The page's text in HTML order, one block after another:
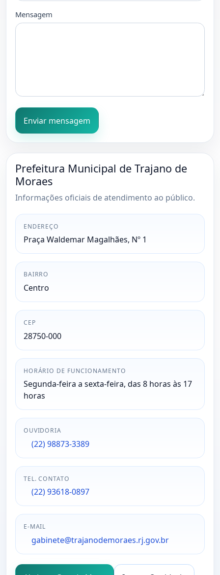
Mensagem
Enviar mensagem
Prefeitura Municipal de Trajano de
Moraes
Informações oficiais de atendimento ao público.
ENDEREÇO
Praça Waldemar Magalhães, Nº 1
BAIRRO
Centro
CEP
28750-000
HORÁRIO DE FUNCIONAMENTO
Segunda-feira a sexta-feira, das 8 horas às 17
horas
OUVIDORIA
(22) 98873-3389
TEL. CONTATO
(22) 93618-0897
E-MAIL
gabinete@trajanodemoraes.rj.gov.br